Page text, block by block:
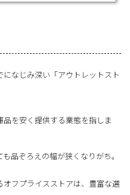
能なオフプライスストアをピックアップして
トスト...
なじみ深い「アウトレットスト
を安く提供する業態を指しま
品ぞろえの幅が狭くなりがち。
フプライスストアは、豊富な選